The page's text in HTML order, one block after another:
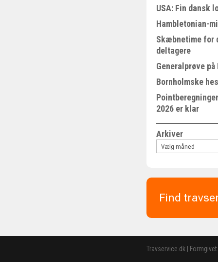
USA: Fin dansk
Hambletonian-
Skæbnetime for
deltagere
Generalprøve
Bornholmske
2026 er klar
Arkiver
Find
Travservice.dk |